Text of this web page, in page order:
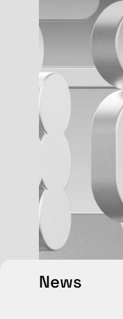
News